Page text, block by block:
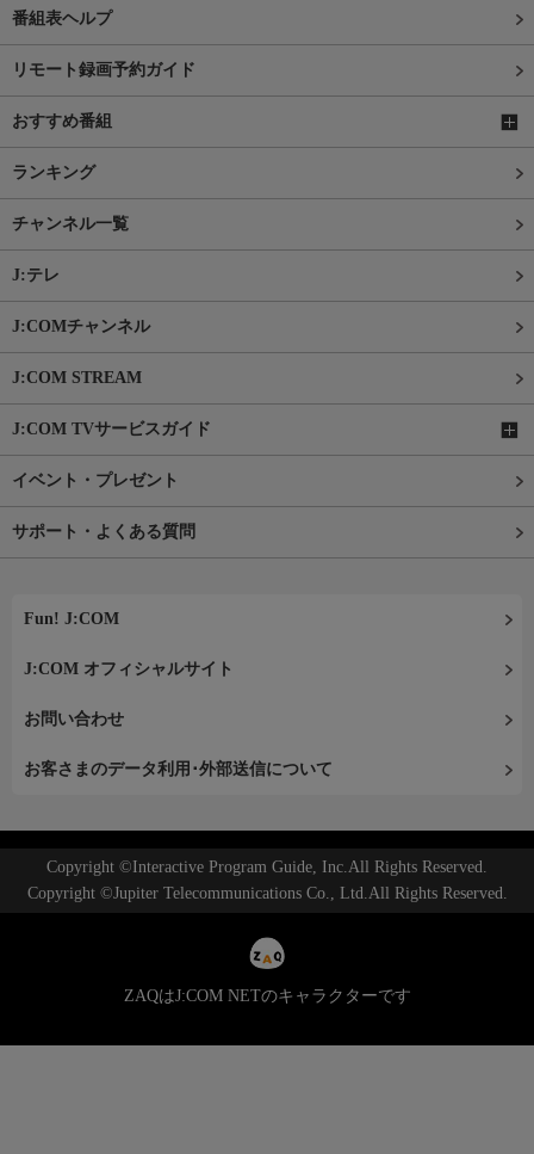
番組表ヘルプ
リモート録画予約ガイド
おすすめ番組
ランキング
チャンネル一覧
J:テレ
J:COMチャンネル
J:COM STREAM
J:COM TVサービスガイド
イベント・プレゼント
サポート・よくある質問
Fun! J:COM
J:COM オフィシャルサイト
お問い合わせ
お客さまのデータ利用･外部送信について
Copyright ©Interactive Program Guide, Inc.All Rights Reserved.
Copyright ©Jupiter Telecommunications Co., Ltd.All Rights Reserved.
ZAQはJ:COM NETのキャラクターです